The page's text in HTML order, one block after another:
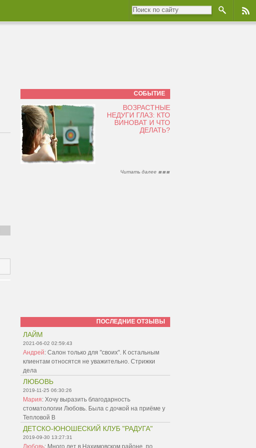
СОБЫТИЕ
ВОЗРАСТНЫЕ
НЕДУГИ ГЛАЗ: КТО
ВИНОВАТ И ЧТО
ДЕЛАТЬ?
Читать далее
ПОСЛЕДНИЕ ОТЗЫВЫ
ЛАЙМ
2021-06-02 02:59:43
Андрей: Салон только для "своих". К остальным
клиентам относятся не уважительно. Стрижки
дела
ЛЮБОВЬ
2019-11-25 06:30:26
Мария: Хочу выразить благодарность
стоматологии Любовь. Была с дочкой на приёме у
Тепловой В
ДЕТСКО-ЮНОШЕСКИЙ КЛУБ "РАДУГА"
2019-09-30 13:27:31
Любовь: Много лет в Нахимовском районе, по